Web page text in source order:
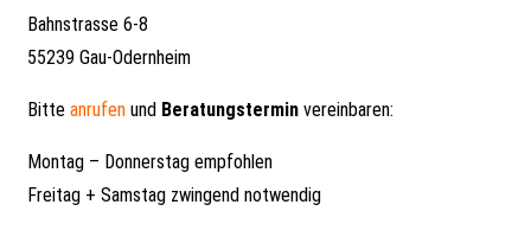
Bahnstrasse 6-8
55239 Gau-Odernheim
Bitte anrufen und Beratungstermin vereinbaren:
Montag – Donnerstag empfohlen
Freitag + Samstag zwingend notwendig